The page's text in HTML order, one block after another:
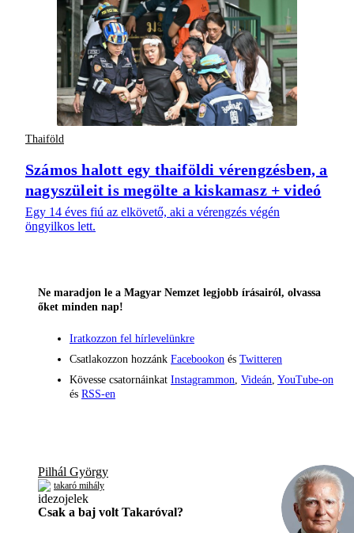
Thaiföld
Számos halott egy thaiföldi vérengzésben, a
nagyszüleit is megölte a kiskamasz + videó
Egy 14 éves fiú az elkövető, aki a vérengzés végén
öngyilkos lett.
Ne maradjon le a Magyar Nemzet legjobb írásairól, olvassa
őket minden nap!
Iratkozzon fel hírlevelünkre
Csatlakozzon hozzánk Facebookon és Twitteren
Kövesse csatornáinkat Instagrammon, Videán, YouTube-on
és RSS-en
Pilhál György
takaró mihály
Csak a baj volt Takaróval?